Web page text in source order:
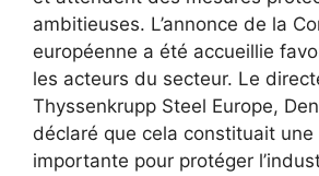
ambitieuses. L’annonce de la
européenne a été accueillie
les acteurs du secteur. Le
Thyssenkrupp Steel Europe,
déclaré que cela constituait une
importante pour protéger